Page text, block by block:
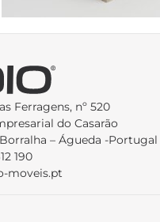
Ferragens, nº 520
do Casarão
– Águeda -Portugal
190
moveis.pt